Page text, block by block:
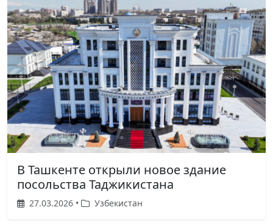
В Ташкенте открыли новое здание
посольства Таджикистана
27.03.2026 • Узбекистан